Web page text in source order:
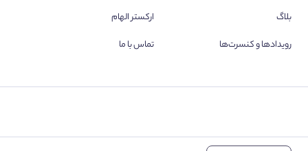
بلاگ
رویدادها و کنسرت‌ها
ارکستر الهام
تماس با ما